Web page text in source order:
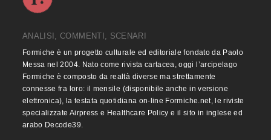
ANALISI, COMMENTI, SCENARI
Formiche è un progetto culturale ed editoriale fondato da Paolo
Messa nel 2004. Nato come rivista cartacea, oggi l’arcipelago
Formiche è composto da realtà diverse ma strettamente
connesse fra loro: il mensile (disponibile anche in versione
elettronica), la testata quotidiana on-line Formiche.net, le riviste
specializzate Airpress e Healthcare Policy e il sito in inglese ed
arabo Decode39.